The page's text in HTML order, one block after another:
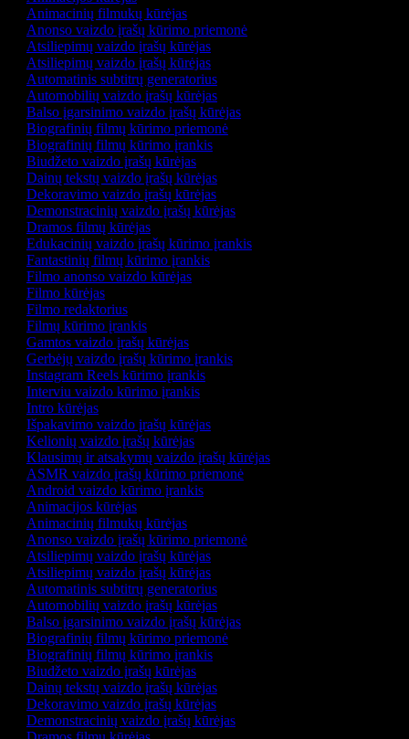
Animacinių filmukų kūrėjas
Anonso vaizdo įrašų kūrimo priemonė
Atsiliepimų vaizdo įrašų kūrėjas
Atsiliepimų vaizdo įrašų kūrėjas
Automatinis subtitrų generatorius
Automobilių vaizdo įrašų kūrėjas
Balso įgarsinimo vaizdo įrašų kūrėjas
Biografinių filmų kūrimo priemonė
Biografinių filmų kūrimo įrankis
Biudžeto vaizdo įrašų kūrėjas
Dainų tekstų vaizdo įrašų kūrėjas
Dekoravimo vaizdo įrašų kūrėjas
Demonstracinių vaizdo įrašų kūrėjas
Dramos filmų kūrėjas
Edukacinių vaizdo įrašų kūrimo įrankis
Fantastinių filmų kūrimo įrankis
Filmo anonso vaizdo kūrėjas
Filmo kūrėjas
Filmo redaktorius
Filmų kūrimo įrankis
Gamtos vaizdo įrašų kūrėjas
Gerbėjų vaizdo įrašų kūrimo įrankis
Instagram Reels kūrimo įrankis
Interviu vaizdo kūrimo įrankis
Intro kūrėjas
Išpakavimo vaizdo įrašų kūrėjas
Kelionių vaizdo įrašų kūrėjas
Klausimų ir atsakymų vaizdo įrašų kūrėjas
ASMR vaizdo įrašų kūrimo priemonė
Android vaizdo kūrimo įrankis
Animacijos kūrėjas
Animacinių filmukų kūrėjas
Anonso vaizdo įrašų kūrimo priemonė
Atsiliepimų vaizdo įrašų kūrėjas
Atsiliepimų vaizdo įrašų kūrėjas
Automatinis subtitrų generatorius
Automobilių vaizdo įrašų kūrėjas
Balso įgarsinimo vaizdo įrašų kūrėjas
Biografinių filmų kūrimo priemonė
Biografinių filmų kūrimo įrankis
Biudžeto vaizdo įrašų kūrėjas
Dainų tekstų vaizdo įrašų kūrėjas
Dekoravimo vaizdo įrašų kūrėjas
Demonstracinių vaizdo įrašų kūrėjas